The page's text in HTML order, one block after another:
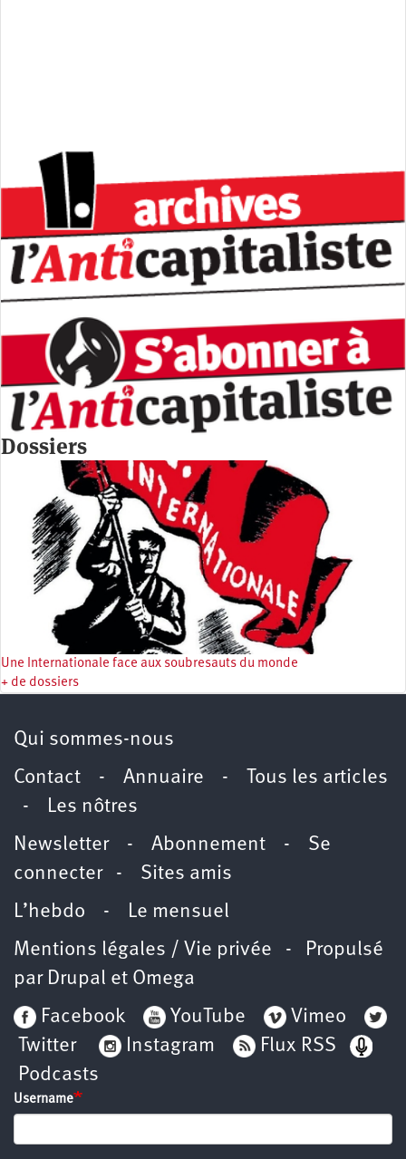
Dossiers
Une Internationale face aux soubresauts du monde
+ de dossiers
Qui sommes-nous
Contact - Annuaire -
Tous les articles
- Les nôtres
Newsletter- Abonnement - Se
connecter- Sites amis
L’hebdo - Le mensuel
Mentions légales / Vie privée - Propulsé
par Drupal et Omega
Facebook
YouTube
Vimeo
Twitter
Instagram
Flux RSS
Podcasts
Username